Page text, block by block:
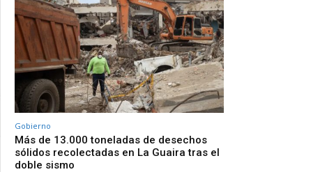
Gobierno
Más de 13.000 toneladas de desechos
sólidos recolectadas en La Guaira tras el
doble sismo